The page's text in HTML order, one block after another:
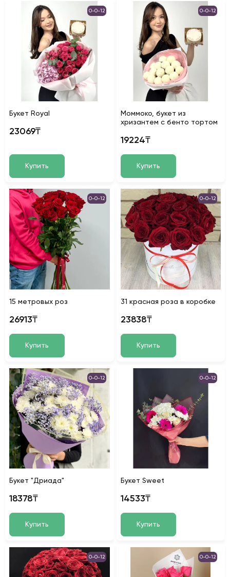
0-0-12
Букет Royal
23069₸
Купить
0-0-12
Моммоко, букет из
хризантем с бенто тортом
19224₸
Купить
0-0-12
15 метровых роз
26913₸
Купить
0-0-12
31 красная роза в коробке
23838₸
Купить
0-0-12
Букет "Дриада"
18378₸
Купить
0-0-12
Букет Sweet
14533₸
Купить
0-0-12 0-0-12